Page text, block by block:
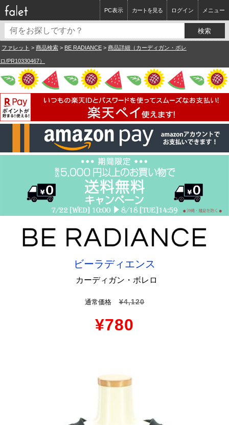
ログイン メニュー
カートを見る
PC表示
ファレット > 商品検索 > BE RADIANCE > 商品詳細（カーディガン・ボレ
ロ/PR10330467）
ビーラディエンス
カーディガン・ボレロ
通常価格 ¥4,120
¥780